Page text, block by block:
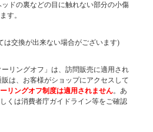
ドの裏などの目に触れない部分の小傷
す。
は交換が出来ない場合がございます)
リングオフ」は、訪問販売に適用され
は、お客様がショップにアクセスして
リングオフ制度は適用されません。あ
くは消費者庁ガイドライン等をご確認